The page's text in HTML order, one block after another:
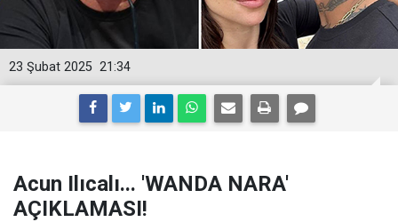
21:34
23 Şubat 2025
Acun Ilıcalı... 'WANDA NARA'
AÇIKLAMASI!